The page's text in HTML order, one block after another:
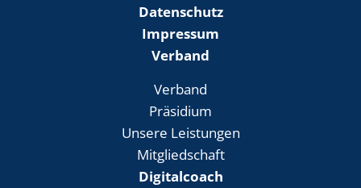
Datenschutz
Impressum
Verband
Verband
Präsidium
Unsere Leistungen
Mitgliedschaft
Digitalcoach